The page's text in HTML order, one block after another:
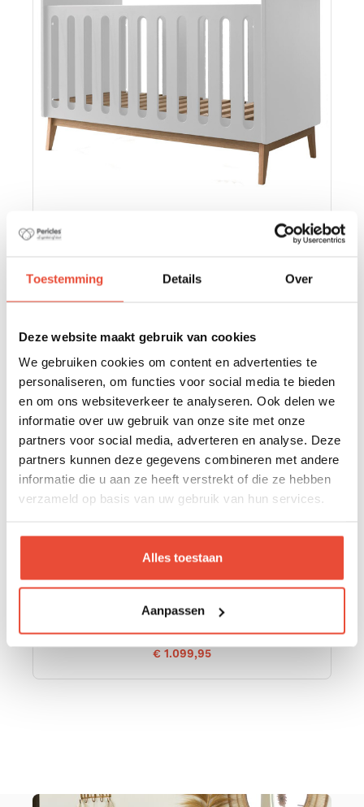
Toestemming Details Over
Deze website maakt gebruik van cookies
We gebruiken cookies om content en advertenties te
personaliseren, om functies voor social media te bieden
en om ons websiteverkeer te analyseren. Ook delen we
informatie over uw gebruik van onze site met onze
partners voor social media, adverteren en analyse. Deze
partners kunnen deze gegevens combineren met andere
informatie die u aan ze heeft verstrekt of die ze hebben
verzameld op basis van uw gebruik van hun services.
Alles toestaan
Aanpassen
LIT BEBE 120x60cm TRANSFORMABLE EN
ARMOIRE 3 PORTES PURE BLANC
€ 1.099,95